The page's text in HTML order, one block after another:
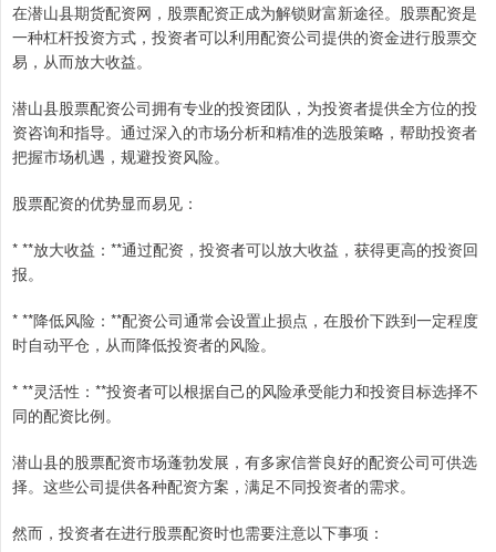
在潜山县期货配资网，股票配资正成为解锁财富新途径。股票配资是
一种杠杆投资方式，投资者可以利用配资公司提供的资金进行股票交
易，从而放大收益。
潜山县股票配资公司拥有专业的投资团队，为投资者提供全方位的投
资咨询和指导。通过深入的市场分析和精准的选股策略，帮助投资者
把握市场机遇，规避投资风险。
股票配资的优势显而易见：
* **放大收益：**通过配资，投资者可以放大收益，获得更高的投资回
报。
* **降低风险：**配资公司通常会设置止损点，在股价下跌到一定程度
时自动平仓，从而降低投资者的风险。
* **灵活性：**投资者可以根据自己的风险承受能力和投资目标选择不
同的配资比例。
潜山县的股票配资市场蓬勃发展，有多家信誉良好的配资公司可供选
择。这些公司提供各种配资方案，满足不同投资者的需求。
然而，投资者在进行股票配资时也需要注意以下事项：